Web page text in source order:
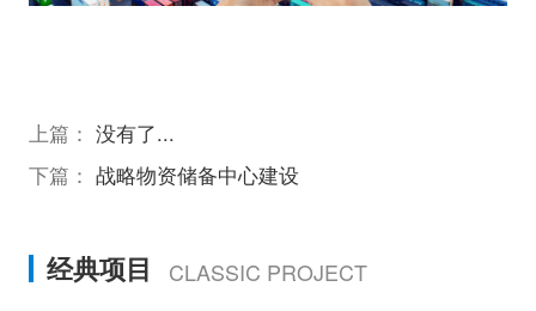
上篇： 没有了...
下篇： 战略物资储备中心建设
经典项目 CLASSIC PROJECT